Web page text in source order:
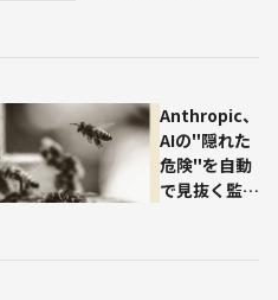
Anthropic、
AIの"隠れた
危険"を自動
で見抜く監査